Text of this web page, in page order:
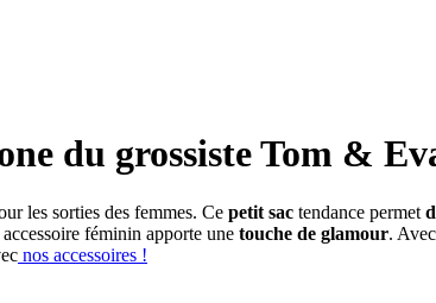
du grossiste Tom &
les sorties des femmes. Ce petit sac tendance permet
féminin apporte une touche de glamour.
nos accessoires !